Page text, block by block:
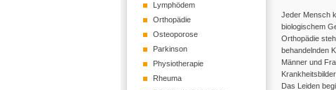
Lymphödem
Orthopädie
Osteoporose
Parkinson
Physiotherapie
Rheuma
Jeder Mensch
biologischem
Orthopädie
behandelnden
Männer und
Krankheitsbilder
Das Leiden